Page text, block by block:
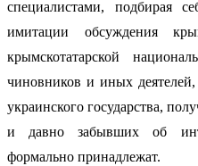
специалистами, подбирая
имитации обсуждения
крымскотатарской
чиновников и иных
украинского государства,
и давно забывших об
формально принадлежат.